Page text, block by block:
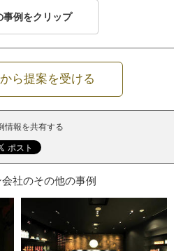
事例をクリップ
ら提案を受ける
情報を共有する
社のその他の事例